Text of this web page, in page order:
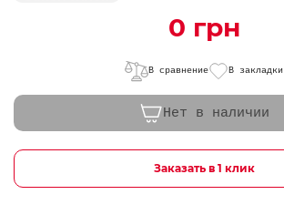
0 грн
В сравнение В закладки
Нет в наличии
Заказать в 1 клик